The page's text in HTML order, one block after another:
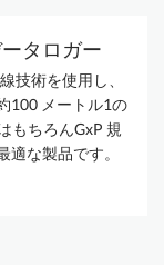
タロガー
技術を使用し、
100 メートル1の
もちろんGxP 規
な製品です。